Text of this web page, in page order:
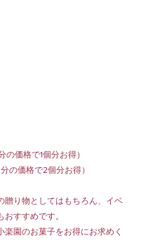
の価格で1個分お得）
分の価格で2個分お得）
贈り物としてはもちろん、イベ
すすめです。
楽園のお菓子をお得にお求めく